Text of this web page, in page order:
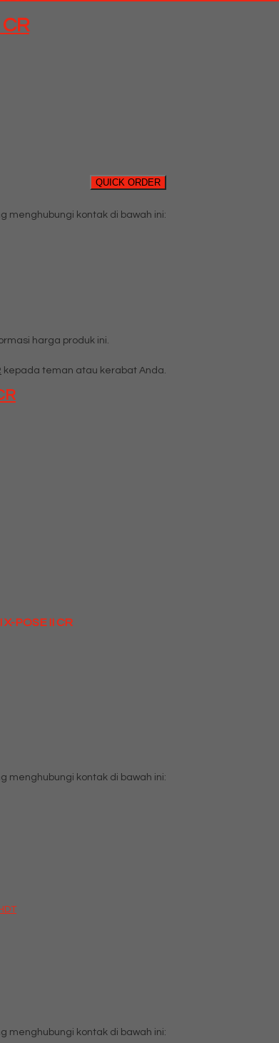
QUICK ORDER
menghubungi kontak di bawah ini:
harga produk ini.
kepada teman atau kerabat Anda.
POSE II CR
menghubungi kontak di bawah ini:
menghubungi kontak di bawah ini: